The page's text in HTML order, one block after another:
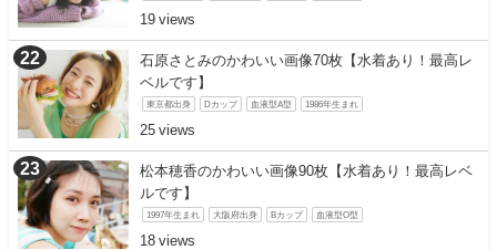
19
石原さとみのかわいい画像70枚【水着あり！最高レ
ベルです】
東京都出身 Dカップ 血液型A型 1986年生まれ
25
松本穂香のかわいい画像90枚【水着あり！最高レベ
ルです】
1997年生まれ 大阪府出身 Bカップ 血液型O型
18